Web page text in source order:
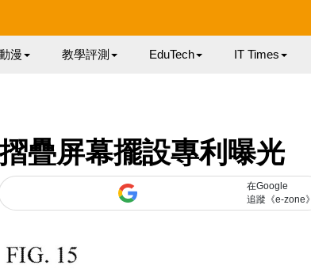
漫 教學評測 EduTech IT Times
疊屏幕擺設專利曝光
在Google
追蹤《e-zone》